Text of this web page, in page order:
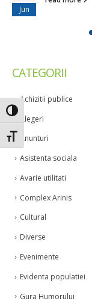
Toggle High Contrast
Toggle Font size
Jun
CATEGORII
Achizitii publice
Alegeri
Anunturi
Asistenta sociala
Avarie utilitati
Complex Arinis
Cultural
Diverse
Evenimente
Evidenta populatiei
Gura Humorului